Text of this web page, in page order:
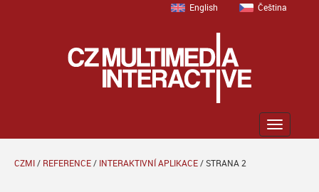
English Čeština
Zobrazit
menu
CZMI/ REFERENCE/ INTERAKTIVNÍ APLIKACE/ STRANA 2